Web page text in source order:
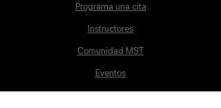
Programa una cita
Instructores
Comunidad MST
Eventos